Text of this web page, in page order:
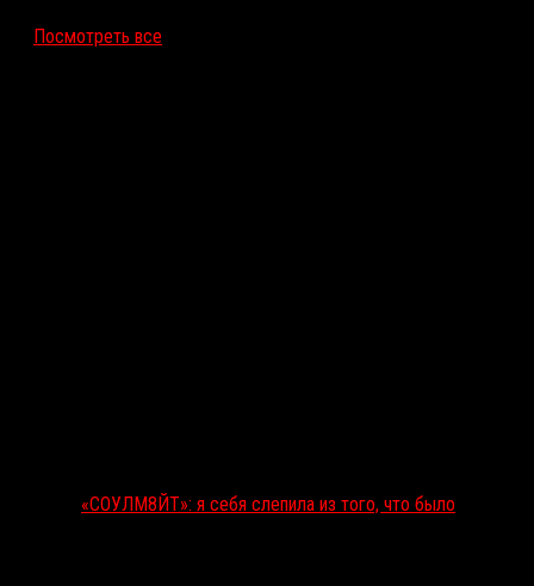
Посмотреть все
«СОУЛМ8ЙТ»: я себя слепила из того, что было